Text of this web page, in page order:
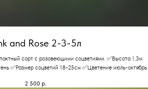
and Rose 2-3-5л
сорт с розовеющими соцветиями. ✅Высота 1,3м
✅Размер соцветий 18-25см ✅Цветение июль-октябрь
2 500 р.